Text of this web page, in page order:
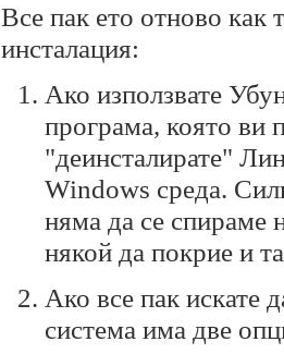
Все пак ето отново как
инсталация:
Ако използвате
програма, която ви
"деинсталирате"
Windows среда.
няма да се спираме
някой да покрие и
Ако все пак искате
система има две